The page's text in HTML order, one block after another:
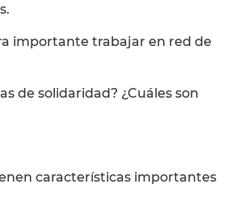
importante trabajar en red de
de solidaridad? ¿Cuáles son
características importantes